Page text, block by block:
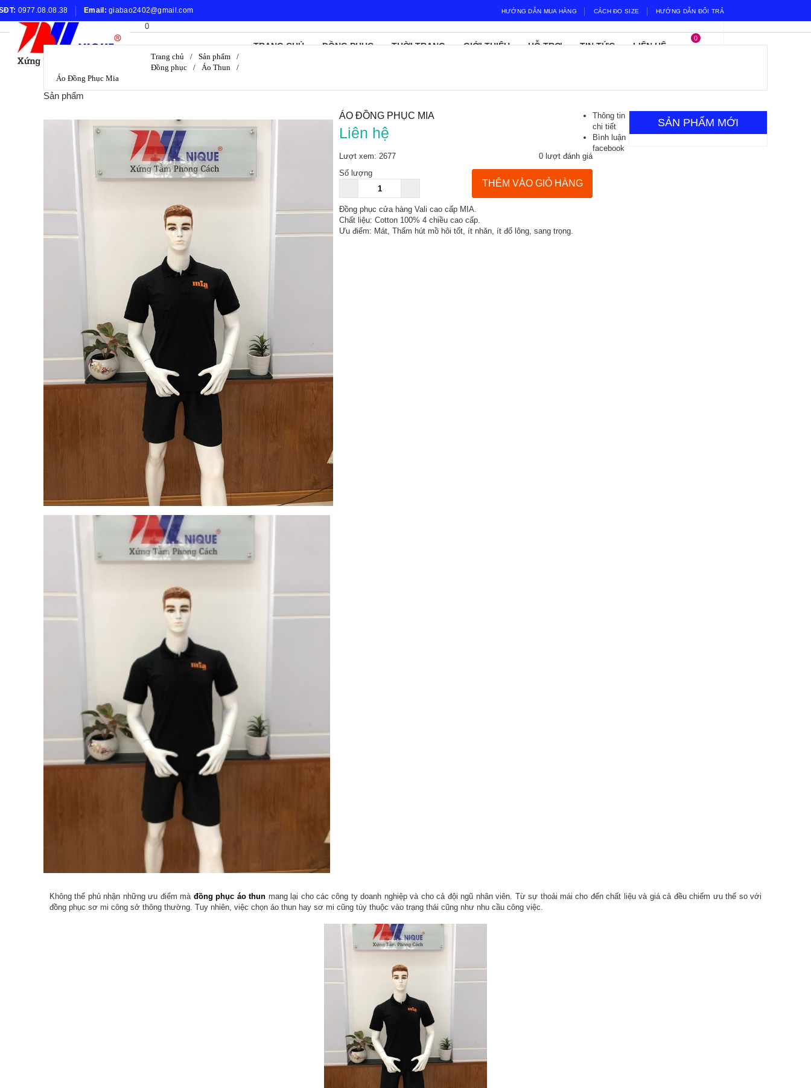
0977.08.08.38 Email:giabao2402@gmail.com HƯỚNG DẪN MUA HÀNG CÁCH ĐO SIZE HƯỚNG DẪN ĐỔI TRẢ
0
TRANG CHỦ ĐỒNG PHỤC THỜI TRANG GIỚI THIỆU HỖ TRỢ TIN TỨC LIÊN HỆ
0
Trang chủ / Sản phẩm
/
Đồng phục
/ Áo Thun
/
Áo Đồng Phục Mia
Sản phẩm
ÁO ĐỒNG PHỤC MIA
Liên hệ
Lượt xem: 2677
0 lượt đánh giá
Số lượng
THÊM VÀO GIỎ HÀNG
Đồng phục cửa hàng Vali cao cấp MIA.
Chất liệu: Cotton 100% 4 chiều cao cấp.
Ưu điểm: Mát, Thấm hút mồ hôi tốt, ít nhăn, ít đổ lông, sang trọng.
SẢN PHẨM MỚI
Thông tin
chi tiết
Bình luận
facebook
Không thể phủ nhận những ưu điểm mà đồng phục áo thun mang lại cho các công ty doanh nghiệp và cho cả đội ngũ nhân viên. Từ sự thoải mái cho đến chất liệu và giá cả đều chiếm ưu thế so với
đồng phục sơ mi công sở thông thường. Tuy nhiên, việc chọn áo thun hay sơ mi cũng tùy thuộc vào trạng thái cũng như nhu cầu công việc.